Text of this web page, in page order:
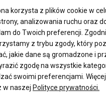
o nowych ofertach pracy
DODAJ OFERTĘ PRACY
korzysta z plików cookie w
analizowania ruchu oraz
do Twoich preferencji.
z trybu zgody, który
jakie dane są gromadzone i
zgodę na wszystkie
swoimi preferencjami.
w naszej Polityce prywatności.